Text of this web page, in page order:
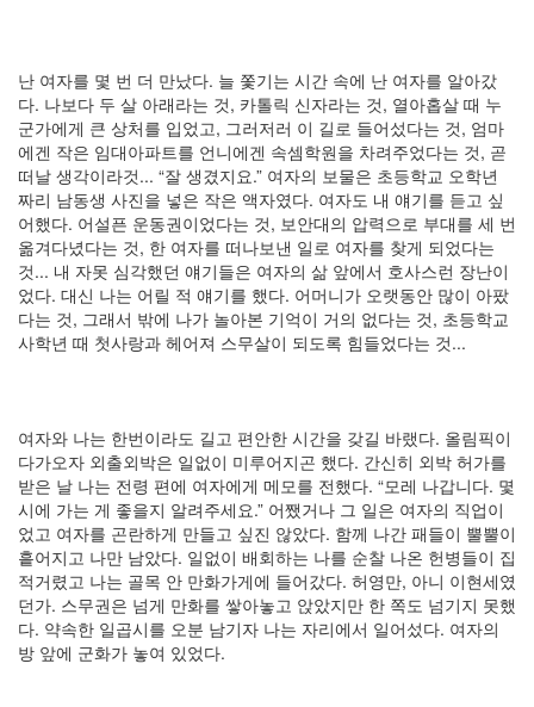
난 여자를 몇 번 더 만났다. 늘 쫓기는 시간 속에 난 여자를 알아갔
다. 나보다 두 살 아래라는 것, 카톨릭 신자라는 것, 열아홉살 때 누
군가에게 큰 상처를 입었고, 그러저러 이 길로 들어섰다는 것, 엄마
에겐 작은 임대아파트를 언니에겐 속셈학원을 차려주었다는 것, 곧
떠날 생각이라것... “잘 생겼지요.” 여자의 보물은 초등학교 오학년
짜리 남동생 사진을 넣은 작은 액자였다. 여자도 내 얘기를 듣고 싶
어했다. 어설픈 운동권이었다는 것, 보안대의 압력으로 부대를 세 번
옮겨다녔다는 것, 한 여자를 떠나보낸 일로 여자를 찾게 되었다는
것... 내 자못 심각했던 얘기들은 여자의 삶 앞에서 호사스런 장난이
었다. 대신 나는 어릴 적 얘기를 했다. 어머니가 오랫동안 많이 아팠
다는 것, 그래서 밖에 나가 놀아본 기억이 거의 없다는 것, 초등학교
사학년 때 첫사랑과 헤어져 스무살이 되도록 힘들었다는 것...
여자와 나는 한번이라도 길고 편안한 시간을 갖길 바랬다. 올림픽이
다가오자 외출외박은 일없이 미루어지곤 했다. 간신히 외박 허가를
받은 날 나는 전령 편에 여자에게 메모를 전했다. “모레 나갑니다. 몇
시에 가는 게 좋을지 알려주세요.” 어쨌거나 그 일은 여자의 직업이
었고 여자를 곤란하게 만들고 싶진 않았다. 함께 나간 패들이 뿔뿔이
흩어지고 나만 남았다. 일없이 배회하는 나를 순찰 나온 헌병들이 집
적거렸고 나는 골목 안 만화가게에 들어갔다. 허영만, 아니 이현세였
던가. 스무권은 넘게 만화를 쌓아놓고 앉았지만 한 쪽도 넘기지 못했
다. 약속한 일곱시를 오분 남기자 나는 자리에서 일어섰다. 여자의
방 앞에 군화가 놓여 있었다.
불
가
족
미
샤
박
신
혜
선
거
아
이
Notices
멍
멍
이
들
의
우
정